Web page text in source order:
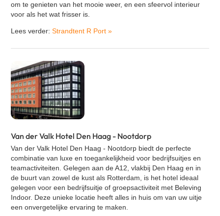
om te genieten van het mooie weer, en een sfeervol interieur
voor als het wat frisser is.
Lees verder: Strandtent R Port »
Van der Valk Hotel Den Haag - Nootdorp
Van der Valk Hotel Den Haag - Nootdorp biedt de perfecte
combinatie van luxe en toegankelijkheid voor bedrijfsuitjes en
teamactiviteiten. Gelegen aan de A12, vlakbij Den Haag en in
de buurt van zowel de kust als Rotterdam, is het hotel ideaal
gelegen voor een bedrijfsuitje of groepsactiviteit met Beleving
Indoor. Deze unieke locatie heeft alles in huis om van uw uitje
een onvergetelijke ervaring te maken.